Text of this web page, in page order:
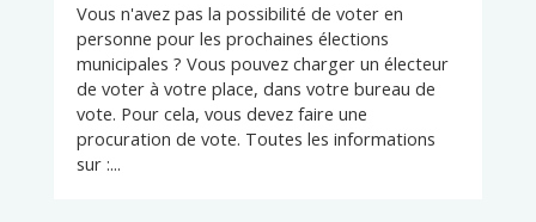
Vous n'avez pas la possibilité de voter en
personne pour les prochaines élections
municipales ? Vous pouvez charger un électeur
de voter à votre place, dans votre bureau de
vote. Pour cela, vous devez faire une
procuration de vote. Toutes les informations
sur :...